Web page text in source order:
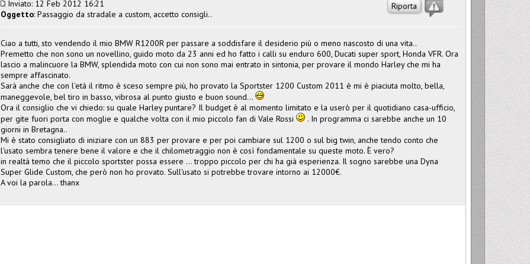
Riporta
Inviato: 12 Feb 2012 16:21
Oggetto: Passaggio da stradale a custom, accetto consigli..
Ciao a tutti, sto vendendo il mio BMW R1200R per passare a soddisfare il desiderio più o meno nascosto di una vita..
Premetto che non sono un novellino, guido moto da 23 anni ed ho fatto i calli su enduro 600, Ducati super sport, Honda VFR. Ora
lascio a malincuore la BMW, splendida moto con cui non sono mai entrato in sintonia, per provare il mondo Harley che mi ha
sempre affascinato.
Sarà anche che con l'età il ritmo è sceso sempre più, ho provato la Sportster 1200 Custom 2011 è mi è piaciuta molto, bella,
maneggevole, bel tiro in basso, vibrosa al punto giusto e buon sound...
Ora il consiglio che vi chiedo: su quale Harley puntare? Il budget è al momento limitato e la userò per il quotidiano casa-ufficio,
per gite fuori porta con moglie e qualche volta con il mio piccolo fan di Vale Rossi
. In programma ci sarebbe anche un 10
giorni in Bretagna..
Mi è stato consigliato di iniziare con un 883 per provare e per poi cambiare sul 1200 o sul big twin, anche tendo conto che
l'usato sembra tenere bene il valore e che il chilometraggio non è così fondamentale su queste moto. È vero?
in realtà temo che il piccolo sportster possa essere ... troppo piccolo per chi ha già esperienza. Il sogno sarebbe una Dyna
Super Glide Custom, che però non ho provato. Sull'usato si potrebbe trovare intorno ai 12000€.
A voi la parola... thanx